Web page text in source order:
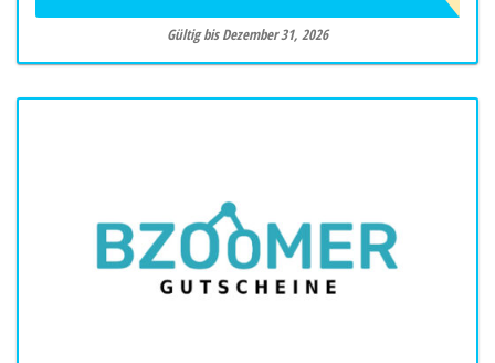
Gültig bis Dezember 31, 2026